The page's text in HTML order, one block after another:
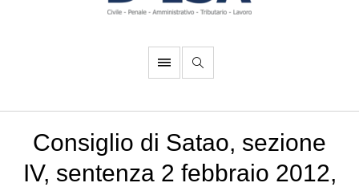
Consiglio di Satao, sezione
IV, sentenza 2 febbraio 2012,